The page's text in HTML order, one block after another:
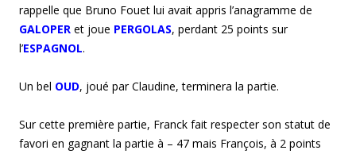
rappelle que Bruno Fouet lui avait appris l’anagramme de
GALOPER et joue PERGOLAS, perdant 25 points sur
l’ESPAGNOL.
Un bel OUD, joué par Claudine, terminera la partie.
Sur cette première partie, Franck fait respecter son statut de
favori en gagnant la partie à – 47 mais François, à 2 points